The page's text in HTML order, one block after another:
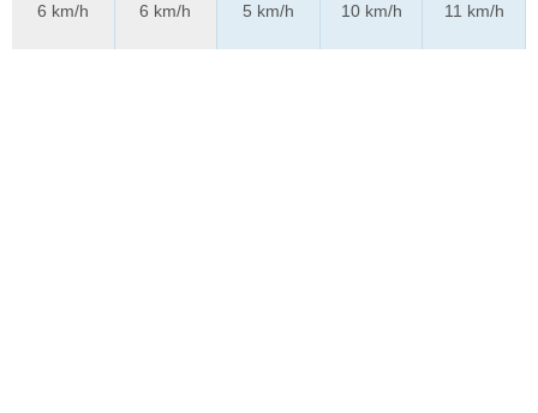
6 km/h
6 km/h
5 km/h
10 km/h
11 km/h